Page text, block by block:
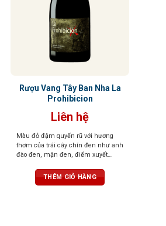
Rượu Vang Tây Ban Nha La
Prohibicion
Liên hệ
Màu đỏ đậm quyến rũ với hương
thơm của trái cây chín đen như anh
đào đen, mận đen, điểm xuyết
vị cay nhẹ. Vị rượu cân bằng, tươi
mới, sống động, giàu tannin nhưng
THÊM GIỎ HÀNG